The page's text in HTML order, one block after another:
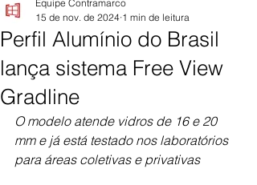
Perfil Alumínio do Brasil
lança sistema Free View
Gradline
Equipe Contramarco
15 de nov. de 2024 1 min de leitura
O modelo atende vidros de 16 e 20
mm e já está testado nos laboratórios
para áreas coletivas e privativas